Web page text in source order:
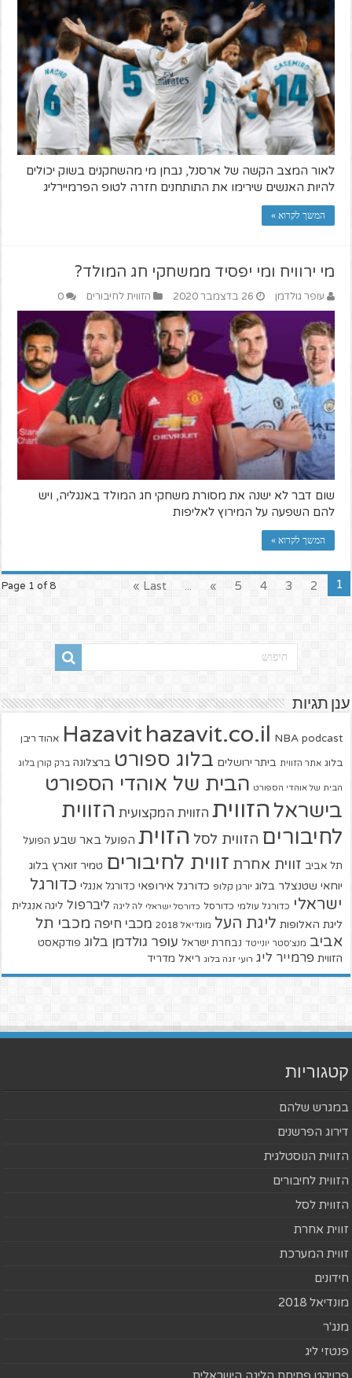
לאור המצב הקשה של ארסנל, נבחן מי מהשחקנים בשוק יכולים
להיות האנשים שירימו את התותחנים חזרה לטופ הפרמיירליג
המשך לקרוא »
מי ירוויח ומי יפסיד ממשחקי חג המולד?
עופר גולדמן 26 בדצמבר 2020 הזווית לחיבורים 0
שום דבר לא ישנה את מסורת משחקי חג המולד באנגליה, ויש
להם השפעה על המירוץ לאליפות
המשך לקרוא »
Page 1 of 8 1
2
3
4
5
»
...
Last »
ענן תגיות
Hazavit hazavit.co.il NBA podcast אהוד ריבן
בלוג אתר הזווית ביתר ירושלים בלוג ספורט ברצלונה ברק קורן בלוג
הבית של אוהדי הספורט הבית של אוהדי הספורט
בישראל הזווית הזווית המקצועית הזווית
לחיבורים הזווית לסל הזוית הפועל באר שבע הפועל
תל אביב זווית אחרת זווית לחיבורים טמיר זוארץ בלוג
יוחאי שטנצלר בלוג יורגן קלופ כדורגל אירופאי כדורגל אנגלי כדורגל
ישראלי כדורגל עולמי כדורסל כדורסל ישראלי לה ליגה ליברפול ליגה אנגלית
ליגת האלופות ליגת העל מונדיאל 2018 מכבי חיפה מכבי תל
אביב מנצ'סטר יונייטד נבחרת ישראל עופר גולדמן בלוג פודקאסט
הזווית פרמייר ליג רועי זגה בלוג ריאל מדריד
קטגוריות
במגרש שלהם
דירוג הפרשנים
הזווית הנוסטלגית
הזווית לחיבורים
הזווית לסל
זווית אחרת
זווית המערכת
חידונים
מונדיאל 2018
מנג'ר
פנטזי ליג